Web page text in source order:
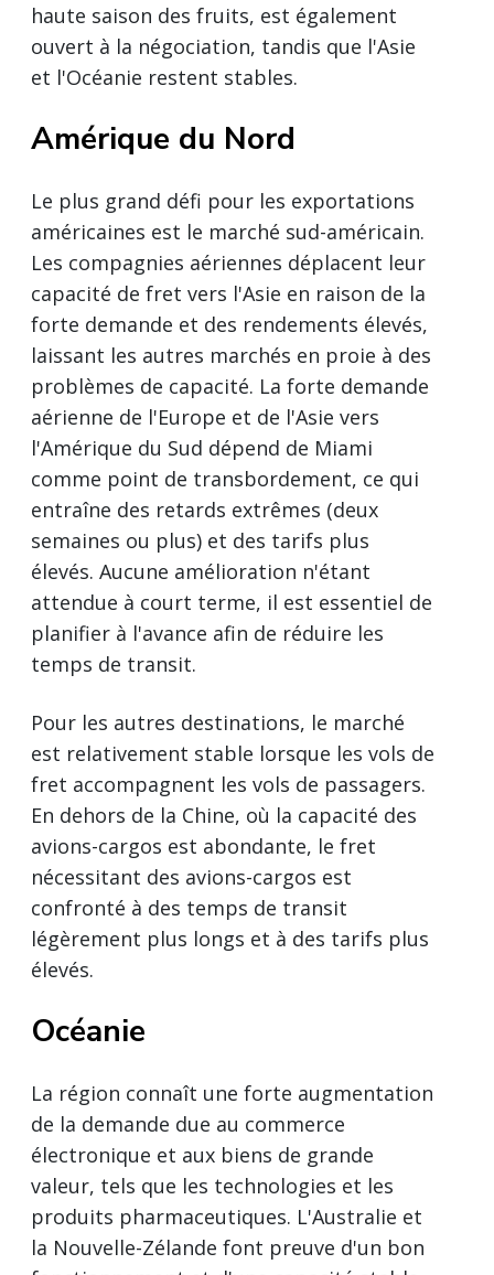
haute saison des fruits, est également
ouvert à la négociation, tandis que l'Asie
et l'Océanie restent stables.
Amérique du Nord
Le plus grand défi pour les exportations
américaines est le marché sud-américain.
Les compagnies aériennes déplacent leur
capacité de fret vers l'Asie en raison de la
forte demande et des rendements élevés,
laissant les autres marchés en proie à des
problèmes de capacité. La forte demande
aérienne de l'Europe et de l'Asie vers
l'Amérique du Sud dépend de Miami
comme point de transbordement, ce qui
entraîne des retards extrêmes (deux
semaines ou plus) et des tarifs plus
élevés. Aucune amélioration n'étant
attendue à court terme, il est essentiel de
planifier à l'avance afin de réduire les
temps de transit.
Pour les autres destinations, le marché
est relativement stable lorsque les vols de
fret accompagnent les vols de passagers.
En dehors de la Chine, où la capacité des
avions-cargos est abondante, le fret
nécessitant des avions-cargos est
confronté à des temps de transit
légèrement plus longs et à des tarifs plus
élevés.
Océanie
La région connaît une forte augmentation
de la demande due au commerce
électronique et aux biens de grande
valeur, tels que les technologies et les
produits pharmaceutiques. L'Australie et
la Nouvelle-Zélande font preuve d'un bon